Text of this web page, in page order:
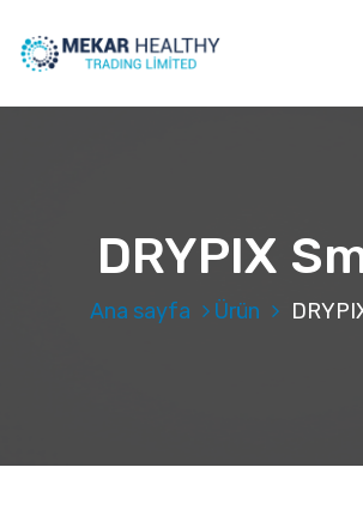
Mekar Healthy Trading LTD
DRYPIX
Ana sayfa Ürün